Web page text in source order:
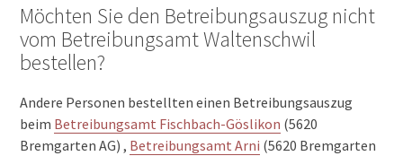
Möchten Sie den Betreibungsauszug nicht
vom Betreibungsamt Waltenschwil
bestellen?
Andere Personen bestellten einen Betreibungsauszug
beim Betreibungsamt Fischbach-Göslikon (5620
Bremgarten AG) , Betreibungsamt Arni (5620 Bremgarten